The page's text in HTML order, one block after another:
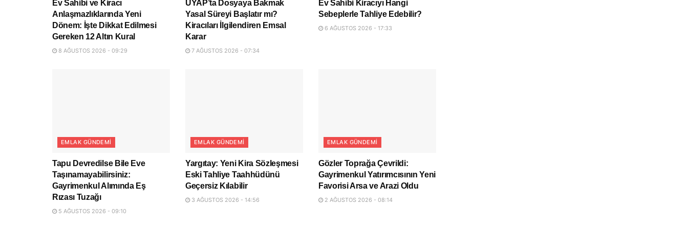
Ev Sahibi ve Kiracı
Anlaşmazlıklarında Yeni
Dönem: İşte Dikkat Edilmesi
Gereken 12 Altın Kural
8 AĞUSTOS 2026 - 09:29
UYAP’ta Dosyaya Bakmak
Yasal Süreyi Başlatır mı?
Kiracıları İlgilendiren Emsal
Karar
7 AĞUSTOS 2026 - 07:34
Ev Sahibi Kiracıyı Hangi
Sebeplerle Tahliye Edebilir?
6 AĞUSTOS 2026 - 17:33
EMLAK GÜNDEMI
Tapu Devredilse Bile Eve
Taşınamayabilirsiniz:
Gayrimenkul Alımında Eş
Rızası Tuzağı
5 AĞUSTOS 2026 - 09:10
EMLAK GÜNDEMI
Yargıtay: Yeni Kira Sözleşmesi
Eski Tahliye Taahhüdünü
Geçersiz Kılabilir
3 AĞUSTOS 2026 - 14:56
EMLAK GÜNDEMI
Gözler Toprağa Çevrildi:
Gayrimenkul Yatırımcısının Yeni
Favorisi Arsa ve Arazi Oldu
2 AĞUSTOS 2026 - 08:14